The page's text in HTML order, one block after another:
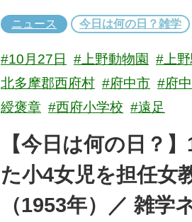
ニュース 今日は何の日？雑学
#10月27日 #上野動物園 #上
北多摩郡西府村 #府中市 #府
綬褒章 #西府小学校 #遠足
【今日は何の日？
た小4女児を担任女
（1953年）／ 雑学